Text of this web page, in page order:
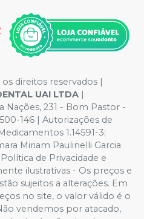
direitos reservados |
UAI LTDA |
Nações, 231 - Bom Pastor -
146 | Autorizações de
1.14591-3;
Miriam Paulinelli Garcia
de Privacidade e
ilustrativas - Os preços e
sujeitos a alterações. Em
no site, o valor válido é o
vendemos por atacado,